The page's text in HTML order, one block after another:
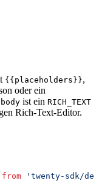
{{placeholders}},
oder ein
body ist ein RICH_TEXT
Rich-Text-Editor.
from 'twenty-sdk/